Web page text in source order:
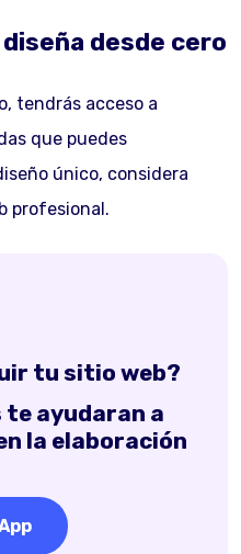
desde cero
tendrás acceso a
que puedes
único, considera
profesional.
tu sitio web?
te ayudaran a
la elaboración